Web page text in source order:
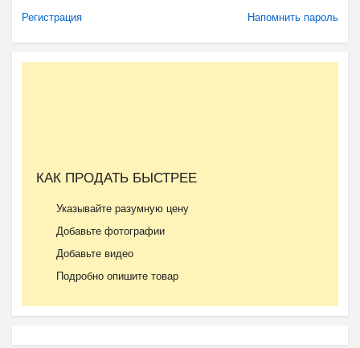
Регистрация Напомнить пароль
КАК ПРОДАТЬ БЫСТРЕЕ
Указывайте разумную цену
Добавьте фотографии
Добавьте видео
Подробно опишите товар